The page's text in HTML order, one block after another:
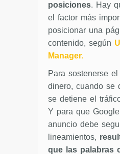
posiciones. Hay
el factor más
posicionar una
contenido, según
Manager.
Para sostenerse
dinero, cuando se
se detiene el
Y para que
anuncio debe
lineamientos,
que las palabras